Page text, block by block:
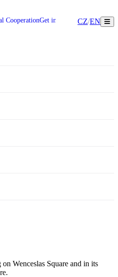
CooperationGet involved Participate
CZ/EN
Wenceslas Square and in its